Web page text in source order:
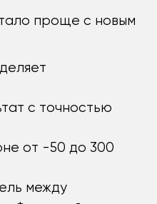
проще с новым
с точностью
от -50 до 300
между